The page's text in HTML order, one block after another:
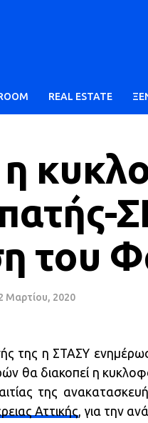
REAL ESTATE
του
Μαρτίου, 2020
της η ΣΤΑΣΥ
θα διακοπεί η
της
Αττικής, για την